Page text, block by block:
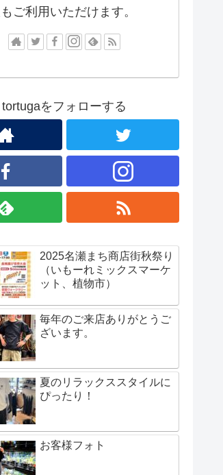
ご利用いただけます。
tortugaをフォローする
2025名瀬まち商店街秋祭り
（いもーれミックスマーケ
ット、植物市）
毎年のご来店ありがとうご
ざいます。
夏のリラックススタイルに
ぴったり！
お客様フォト